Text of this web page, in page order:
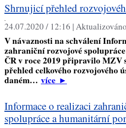
Shrnujicí přehled
,
24.07.2020 / 12:16 |
V návaznosti na schválení
zahraniční rozvojové
ČR v roce 2019 připravilo
přehled celkového rozvojového
daném… více►
Informace o realizaci
spolupráce a humanitární